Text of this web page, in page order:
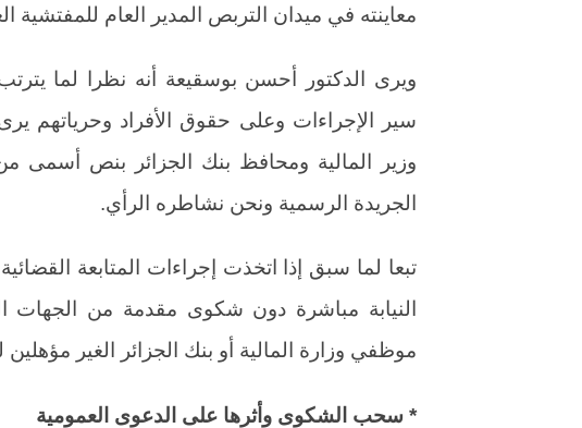
معاينته في ميدان التربص المدير العام للمفتشية
ويرى الدكتور أحسن بوسقيعة أنه نظرا لما
سير الإجراءات وعلى حقوق الأفراد وحرياتهم
وزير المالية ومحافظ بنك الجزائر بنص
الجريدة الرسمية ونحن نشاطره الرأي.
تبعا لما سبق إذا اتخذت إجراءات المتابعة
النيابة مباشرة دون شكوى مقدمة من الجهات
موظفي وزارة المالية أو بنك الجزائر الغير
* سحب الشكوى وأثرها على الدعوى العمومية